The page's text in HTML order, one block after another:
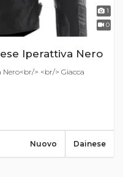
1
0
Iperattiva Nero
> <br/> Giacca
Dainese
Nuovo